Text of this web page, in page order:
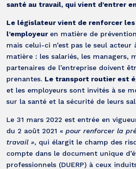
santé au travail, qui vient d’entrer
Le législateur vient de renforcer
l’employeur en matière de
mais celui-ci n’est pas le seul acteur
matière : les salariés, les managers,
partenaires de l’entreprise doivent
prenantes. Le transport routier est
et les employeurs sont invités à se
sur la santé et la sécurité de leurs
Le 31 mars 2022 est entrée en
du 2 août 2021 «pour renforcer la
travail », qui élargit le champ des
compte dans le document unique
professionnels (DUERP) à ceux